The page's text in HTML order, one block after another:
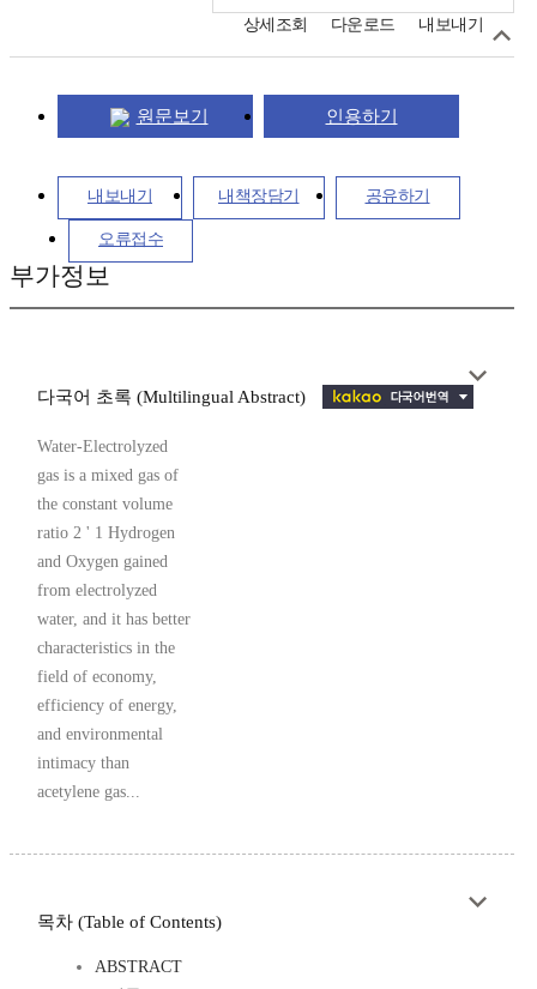
상세조회 다운로드 내보내기
원문보기 인용하기
내보내기 내책장담기 공유하기
오류접수
부가정보
다국어 초록 (Multilingual Abstract)
Water-Electrolyzed
gas is a mixed gas of
the constant volume
ratio 2 ' 1 Hydrogen
and Oxygen gained
from electrolyzed
water, and it has better
characteristics in the
field of economy,
efficiency of energy,
and environmental
intimacy than
acetylene gas...
목차 (Table of Contents)
ABSTRACT